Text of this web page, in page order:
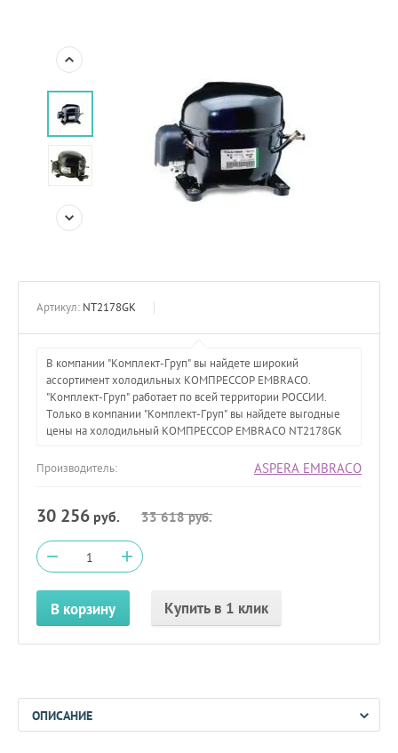
Артикул: NT2178GK
В компании "Комплект-Груп" вы найдете широкий
ассортимент холодильных КОМПРЕССОР EMBRACO.
"Комплект-Груп" работает по всей территории РОССИИ.
Только в компании "Комплект-Груп" вы найдете выгодные
цены на холодильный КОМПРЕССОР EMBRACO NT2178GK
Производитель: ASPERA EMBRACO
30 256 руб. 33 618руб.
− +
В корзину Купить в 1 клик
ОПИСАНИЕ